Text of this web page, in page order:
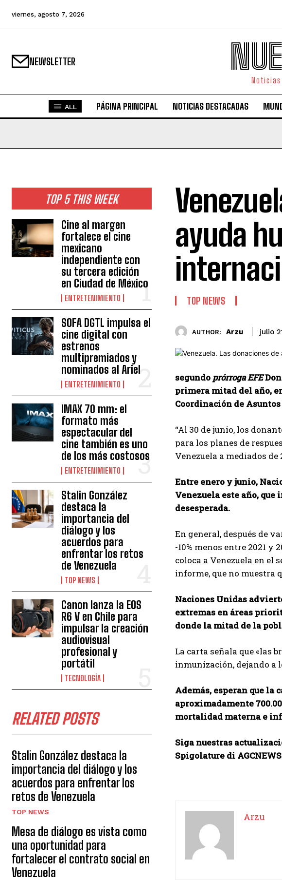
viernes, agosto 7, 2026
NEWSLETTER
Noticias
ALL PÁGINA PRINCIPAL NOTICIAS DESTACADAS
TOP 5 THIS WEEK
Cine al margen
fortalece el cine
mexicano
independiente con
su tercera edición
en Ciudad de México
ENTRETENIMIENTO
SOFA DGTL impulsa el
cine digital con
estrenos
multipremiados y
nominados al Ariel
ENTRETENIMIENTO
IMAX 70 mm: el
formato más
espectacular del
cine también es uno
de los más costosos
ENTRETENIMIENTO
Stalin González
destaca la
importancia del
diálogo y los
acuerdos para
enfrentar los retos
de Venezuela
TOP NEWS
Canon lanza la EOS
R6 V en Chile para
impulsar la creación
audiovisual
profesional y
portátil
TECNOLOGÍA
RELATED POSTS
Stalin González destaca la
importancia del diálogo y los
acuerdos para enfrentar los
retos de Venezuela
TOP NEWS
Mesa de diálogo es vista como
una oportunidad para
fortalecer el contrato social en
Venezuela
ayuda
TOP NEWS
AUTHOR: Arzu julio
segundo prórroga EFE
primera mitad del año,
Coordinación de
“Al 30 de junio, los
para los planes de
Venezuela a mediados
Entre enero y junio,
Venezuela este año,
desesperada.
En general, después de
-10% menos entre 2021
coloca a Venezuela en
informe, que no muestra
Naciones Unidas
extremas en áreas
donde la mitad de la
La carta señala que «las
inmunización, dejando a
Además, esperan que la
aproximadamente
mortalidad materna e
Siga nuestras
Spigolature di
Arzu